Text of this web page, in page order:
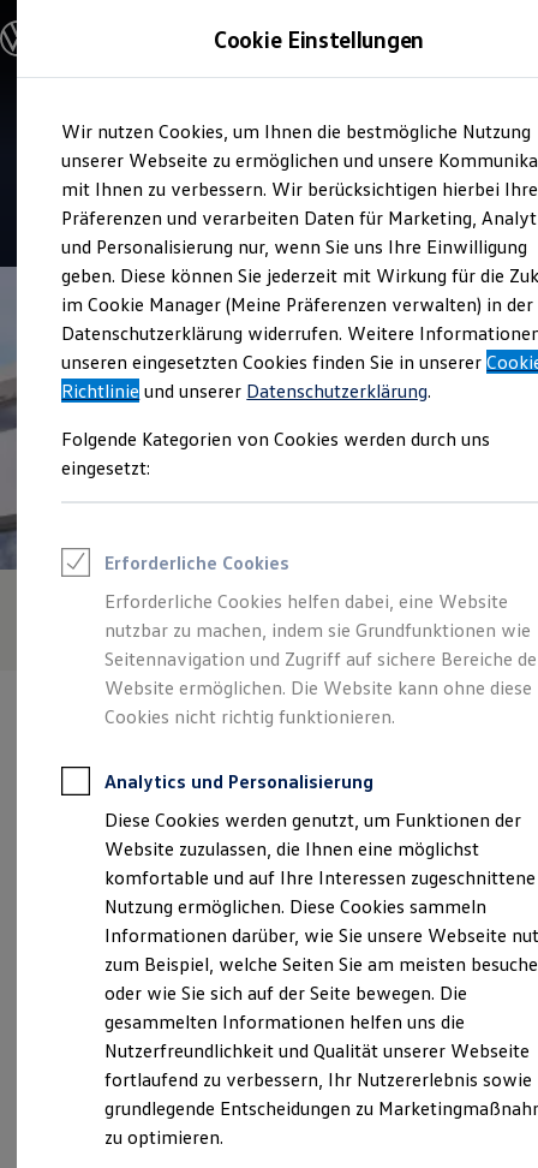
Hauptinhalt
springen
Footer
springen
Modelle & Konfigurator
Nutzfahrzeugkategorien entdecken
Modelle konfigurieren
Vorgängermodelle und Oldtimer
Vorgängermodelle
Oldtimer
Bulli Historie
Branchenlösungen & Gewerbekunden
Umbaulösungen und Hersteller finden
Auf- und Umbauten entdecken & konfigurieren
Groß- und Sonderkunden
Großkunden
Kommunen & Behörden
Journalisten
Sportvereine
Branchenlösungen
Gewerbliche Personenbeförderung
Service & mobile Werkstätten
Menschen mit Behinderung
Rettungsdienste
ONE Business ID Vorteile
Fahrzeugsuche & Marktplatz
Fahrzeugsuche
Fahrzeuge online kaufen
Digitaler Marktplatz
Kauf & Finanzierung
Online-Fahrzeugbewertung
Für Privatkunden
Für Gewerbekunden
Profi Paket
TopDeal
Gebrauchtwagen
ProfiPartner für Gebrauchtwagen
Zertifizierte Gebrauchtwagen
Finanzierung
Für Privatkunden
Für Gewerbekunden
Leasing
Für Privatkunden
Für Gewerbekunden
Versicherungen & Garantien
Garantien
Kfz-Versicherung für Nutzfahrzeuge
Restschuldversicherung
Wartungsverträge
Service
Autohaus Adam Wolfert
4.7| 25 Bewertungen
Verantwortlich für die Inhalte auf dieser Seite ist die Autohaus
Adam Wolfert GmbH (Impressum & Rechtliches )
Oberer Steffleinsgraben 8, 63927 Bürgstadt
info@autohauswolfert.de
Montag-Freitag 07:00-18:00 Uhr
Samstag
08:00 -12:00 Uhr
Cookie Einstellungen
Wir nutzen Cookies, um Ihnen die bestmögliche Nutzung
unserer Webseite zu ermöglichen und unsere
mit Ihnen zu verbessern. Wir berücksichtigen hierbei Ihre
Präferenzen und verarbeiten Daten für Marketing,
und Personalisierung nur, wenn Sie uns Ihre Einwilligung
geben. Diese können Sie jederzeit mit Wirkung für die
im Cookie Manager (Meine Präferenzen verwalten) in der
Datenschutzerklärung widerrufen. Weitere
unseren eingesetzten Cookies finden Sie in unserer
Richtlinie und unserer Datenschutzerklärung.
Folgende Kategorien von Cookies werden durch uns
eingesetzt:
Erforderliche Cookies
Erforderliche Cookies helfen dabei, eine Website
nutzbar zu machen, indem sie Grundfunktionen wie
Seitennavigation und Zugriff auf sichere Bereiche
Website ermöglichen. Die Website kann ohne diese
Cookies nicht richtig funktionieren.
Analytics und Personalisierung
Diese Cookies werden genutzt, um Funktionen der
Website zuzulassen, die Ihnen eine möglichst
komfortable und auf Ihre Interessen zugeschnittene
Nutzung ermöglichen. Diese Cookies sammeln
Informationen darüber, wie Sie unsere Webseite
zum Beispiel, welche Seiten Sie am meisten
oder wie Sie sich auf der Seite bewegen. Die
gesammelten Informationen helfen uns die
Nutzerfreundlichkeit und Qualität unserer Webseite
fortlaufend zu verbessern, Ihr Nutzererlebnis sowie
grundlegende Entscheidungen zu
zu optimieren.